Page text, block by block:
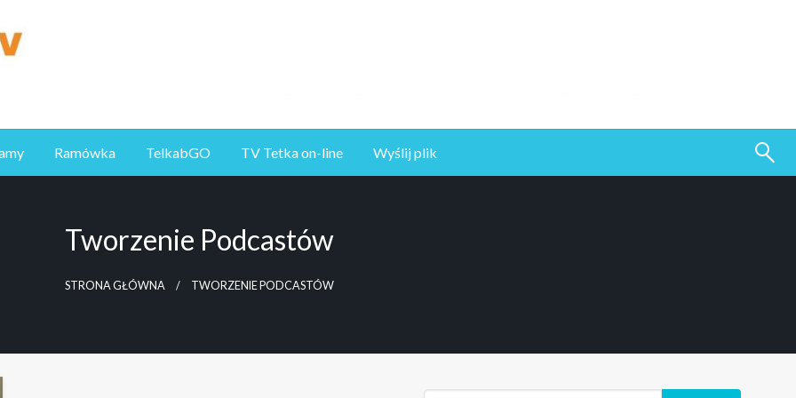
Ramówka TelkabGO TV Tetka on-line Wyślij plik
Tworzenie Podcastów
STRONA GŁÓWNA TWORZENIE PODCASTÓW